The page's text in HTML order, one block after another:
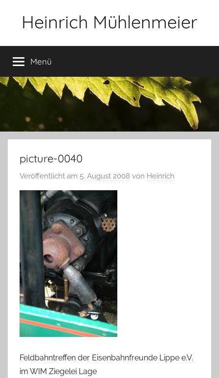
Heinrich Mühlenmeier
Glauben,
Umwelt,
Fotografie,
Menü
picture-0040
Veröffentlicht am 5. August 2008 von Heinrich
Feldbahntreffen der Eisenbahnfreunde Lippe e.V.
im WIM Ziegelei Lage